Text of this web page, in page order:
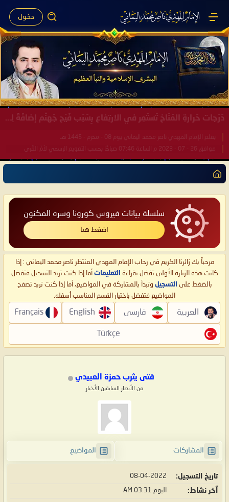
دخول
صَيْفُ سَقَرَ يَبدأُ في اجتياحِ شِتاءِ القُطبِ الشَّمالي كَما وعَدناكُم بالحقِّ لعَامِكم هذا (1445 هـ) ..
بقلم الإمام المهدي ناصر محمد اليماني يوم 18 - جمادى الآخرة - 1445 هـ
موافق 31 - 12 - 2023 م الساعة 07:44 صباحًا بحسب التقويم الرسمي لأمّ القُرى
سلسلة بيانات فيروس كورونا وسره المكنون
اضغط هنا
مرحباً بك زائرنا الكريم في رحاب الإمام المهدي المنتظر ناصر محمد اليماني : إذا
كانت هذه الزيارة الأولى تفضل بقراءة التعليمات أما إذا كنت تريد التسجيل فتفضل
بالضغط على التسجيل وتبدأ بالمشاركة في المواضيع، أما إذا كنت تريد تصفح
المواضيع فتفضل باختيار القسم المناسب أسفله.
العربية فارسی English
Français
Türkçe
فتى يثرب حمزة العبيدي
من الأنصار السابقين الأخيار
المشاركات المواضيع
تاريخ التسجيل 08-04-2022
آخر نشاط اليوم 03:31 AM